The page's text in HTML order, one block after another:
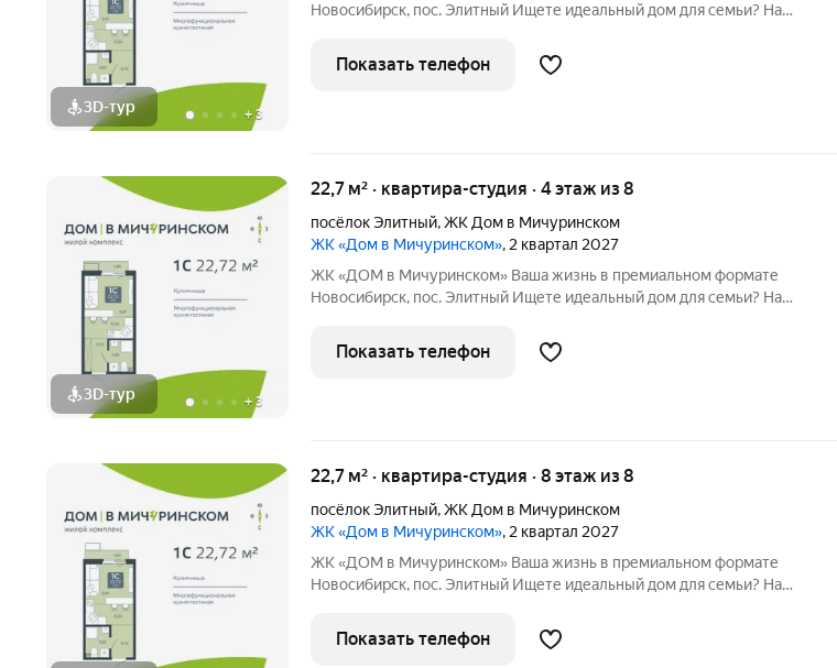
3D-тур + 3
Новосибирск, пос. Элитный Ищете идеальный дом для семьи? Наш
Элитный. Зелёная, тихая и перспективная локация с хорошей
транспортной
Показать телефон
3D-тур + 3
22,7 м² · квартира-студия · 4 этаж из 8
посёлок Элитный,ЖК Дом в Мичуринском
ЖК «Дом в Мичуринском», 2 квартал 2027
ЖК «ДОМ в Мичуринском» Ваша жизнь в премиальном формате
Новосибирск, пос. Элитный Ищете идеальный дом для семьи? Наш
Элитный. Зелёная, тихая и перспективная локация с хорошей
транспортной
Показать телефон
22,7 м² · квартира-студия · 8 этаж из 8
посёлок Элитный,ЖК Дом в Мичуринском
ЖК «Дом в Мичуринском», 2 квартал 2027
ЖК «ДОМ в Мичуринском» Ваша жизнь в премиальном формате
Новосибирск, пос. Элитный Ищете идеальный дом для семьи? Наш
Элитный. Зелёная, тихая и перспективная локация с хорошей
транспортной
Показать телефон